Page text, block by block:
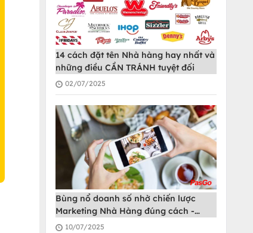
14 cách đặt tên Nhà hàng hay nhất và
những điều CẦN TRÁNH tuyệt đối
02/07/2025
Bùng nổ doanh số nhờ chiến lược
Marketing Nhà Hàng đúng cách -
PasGo
10/07/2025